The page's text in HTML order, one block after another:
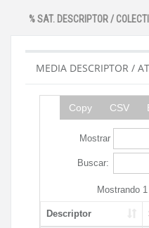
% SAT. DESCRIPTOR /
MEDIA DESCRIPTOR /
Copy CSV
Mostrar
Buscar:
Mostrando
Descriptor